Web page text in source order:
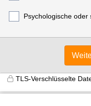
Psychologische oder
TLS-Verschlüsselte